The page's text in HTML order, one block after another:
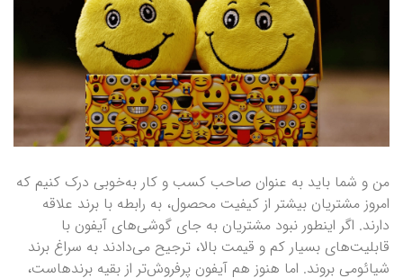
من و شما باید به عنوان صاحب کسب و کار به‌خوبی درک کنیم که
امروز مشتریان بیشتر از کیفیت محصول، به رابطه با برند علاقه
دارند. اگر اینطور نبود مشتریان به جای گوشی‌های آیفون با
قابلیت‌های بسیار کم و قیمت بالا، ترجیح می‌دادند به سراغ برند
شیائومی بروند. اما هنوز هم آیفون پرفروش‌تر از بقیه برندهاست،